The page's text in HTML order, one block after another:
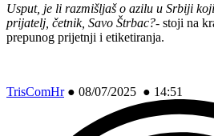
Usput, je li razmišljaš o azilu u Srbiji
prijatelj, četnik, Savo Štrbac?- stoji na
prepunog prijetnji i etiketiranja.
TrisComHr● 08/07/2025 ● 14:51